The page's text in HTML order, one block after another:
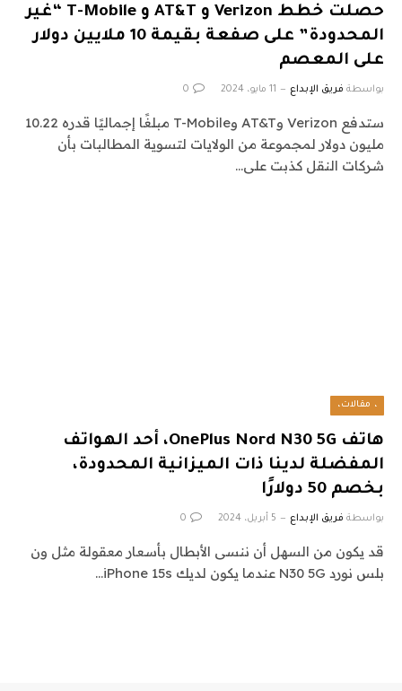
حصلت خطط Verizon و AT&T و T-Mobile “غير
المحدودة” على صفعة بقيمة 10 ملايين دولار
على المعصم
بواسطة فريق الإبداع 11 مايو، 2024 0
ستدفع Verizon وAT&T وT-Mobile مبلغًا إجماليًا قدره 10.22
مليون دولار لمجموعة من الولايات لتسوية المطالبات بأن
شركات النقل كذبت على…
، مقالات،
هاتف OnePlus Nord N30 5G، أحد الهواتف
المفضلة لدينا ذات الميزانية المحدودة،
بخصم 50 دولارًا
بواسطة فريق الإبداع 5 أبريل، 2024 0
قد يكون من السهل أن ننسى الأبطال بأسعار معقولة مثل ون
بلس نورد N30 5G عندما يكون لديك iPhone 15s…